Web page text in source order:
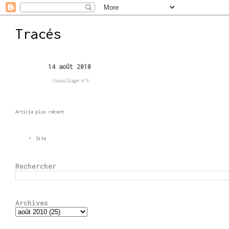
Tracés
14 août 2010
Coquillage n°3
Article plus récent
Site
Rechercher
Archives